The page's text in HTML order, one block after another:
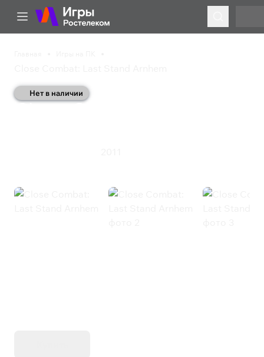
Нет в наличии
Close Combat: Last